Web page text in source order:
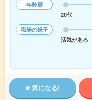
年齢層
20代
職場の様子
活気がある
気になる!